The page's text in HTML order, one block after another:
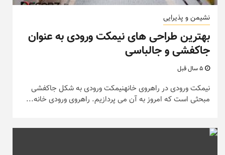
نشیمن و پذیرایی
بهترین طراحی های نیمکت ورودی به عنوان
جاکفشی و جالباسی
نیمکت ورودی در راهروی خانهنیمکت ورودی به شکل جاکفشی
مبحثی است که امروز به آن می پردازیم. راهروی ورودی خانه...